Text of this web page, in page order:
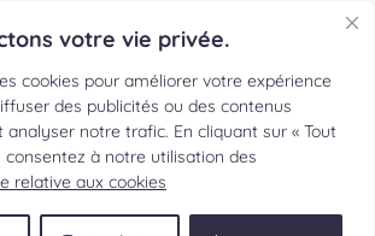
votre vie privée.
cookies pour améliorer votre expérience
des publicités ou des contenus
analyser notre trafic. En cliquant sur « Tout
consentez à notre utilisation des
relative aux cookies